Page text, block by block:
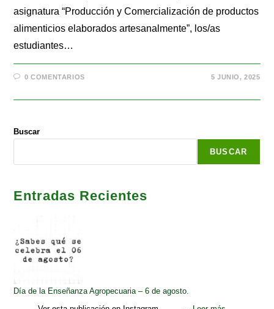
asignatura “Producción y Comercialización de productos
alimenticios elaborados artesanalmente”, los/as
estudiantes…
0 COMENTARIOS 5 JUNIO, 2025
Buscar
BUSCAR
Entradas Recientes
Día de la Enseñanza Agropecuaria – 6 de agosto.